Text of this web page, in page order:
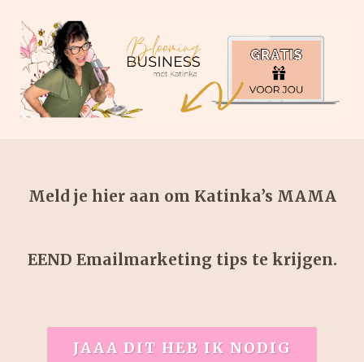
Meld je hier aan om Katinka’s MAMA
EEND Emailmarketing tips te krijgen.
JAAA DIT HEB IK NODIG